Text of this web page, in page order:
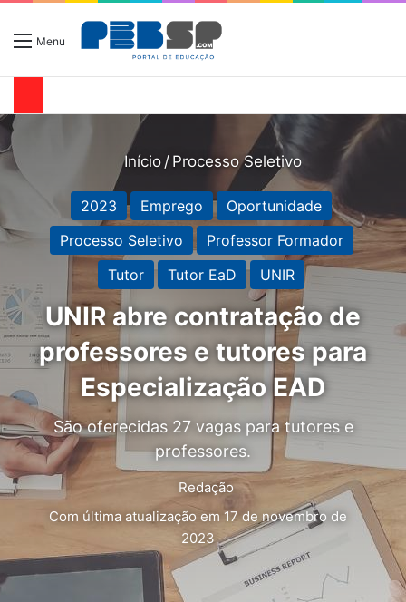
Menu
Início / Processo Seletivo
2023 Emprego
Oportunidade
Processo Seletivo
Professor Formador
Tutor
Tutor EaD UNIR
UNIR abre contratação de
professores e tutores para
Especialização EAD
São oferecidas 27 vagas para tutores e
professores.
Redação
Com última atualização em 17 de novembro de
2023